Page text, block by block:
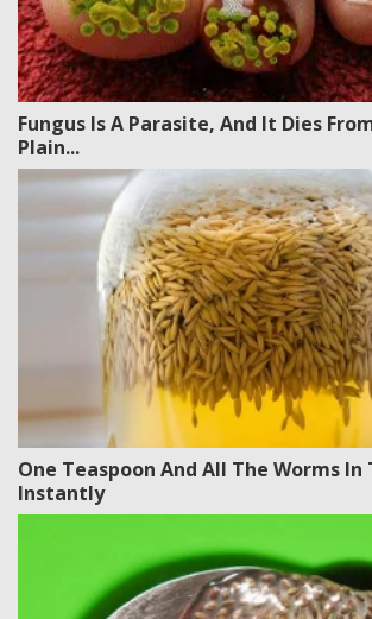
Fungus Is A Parasite, And It Dies
Plain...
One Teaspoon And All The Worms In
Instantly